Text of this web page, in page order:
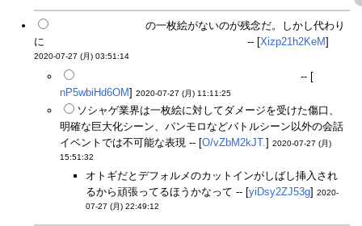
の一枚絵がないのが残念だ。しかし代わり
に
-- [Xizp21h2KeM]
2020-07-27 (月) 03:51:14
-- [
nP5wbiHd6OM] 2020-07-27 (月) 11:11:25
ソシャゲ業界は一枚絵に対してダメージを受けた傷口、
明確な巨大化シーン、パンモロなどバトルシーン以外の会話
イベントでは不可能な表現 -- [O/vZbM2kJT. ] 2020-07-27 (月)
15:51:32
オトギだとデフォルメのカットインがしばし挿入され
るから頑張ってるほうかなって -- [yiDsy2ZJ53g] 2020-
07-27 (月) 22:49:12